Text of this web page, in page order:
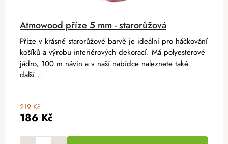
Atmowood příze 5 mm - starorůžová
186 Kč
219 Kč
Příze v krásné starorůžové barvě je ideální pro háčkování
košíků a výrobu interiérových dekorací. Má polyesterové
jádro, 100 m návin a v naší nabídce naleznete také
další...